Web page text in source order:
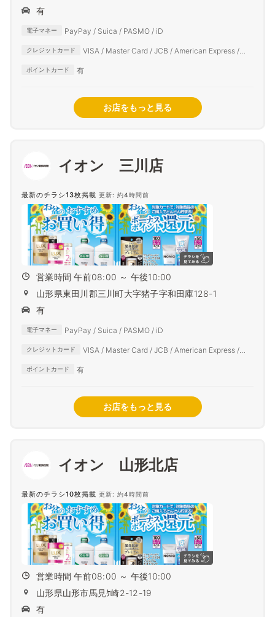
有
電子マネー PayPay / Suica / PASMO / iD
クレジットカード
VISA / Master Card / JCB / American Express /
ポイントカード 有
お店をもっと見る
イオン 三川店
最新のチラシ13枚掲載 更新: 約4時間前
営業時間 午前08:00 ～ 午後10:00
山形県東田川郡三川町大字猪子字和田庫128-1
有
電子マネー PayPay / Suica / PASMO / iD
クレジットカード
VISA / Master Card / JCB / American Express /
ポイントカード 有
お店をもっと見る
イオン 山形北店
最新のチラシ10枚掲載 更新: 約4時間前
営業時間 午前08:00 ～ 午後10:00
山形県山形市馬見ｹ崎2-12-19
有